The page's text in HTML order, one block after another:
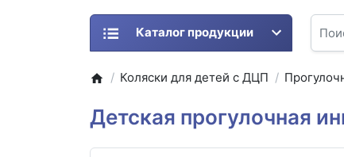
Каталог продукции
Коляски для детей с ДЦП
Детская прогулочная